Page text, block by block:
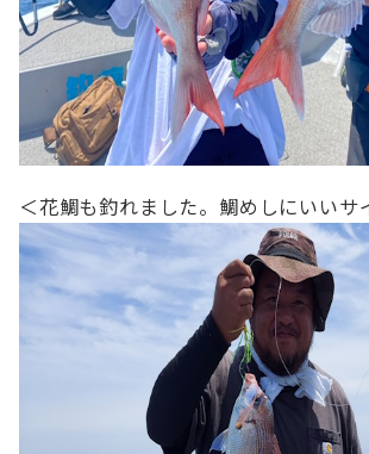
＜花鯛も釣れました。鯛めしにいいサ